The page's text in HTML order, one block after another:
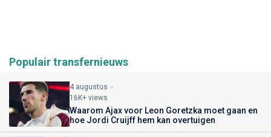
Populair transfernieuws
4 augustus
16K+ views
Waarom Ajax voor Leon Goretzka moet gaan en
hoe Jordi Cruijff hem kan overtuigen